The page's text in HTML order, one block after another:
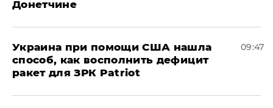
Донетчине
Украина при помощи США нашла
способ, как восполнить дефицит
ракет для ЗРК Patriot
09:47